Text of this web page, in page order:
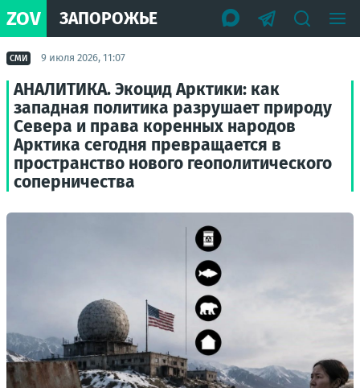
ZOV ЗАПОРОЖЬЕ
СМИ 9 июля 2026, 11:07
АНАЛИТИКА. Экоцид Арктики: как
западная политика разрушает природу
Севера и права коренных народов
Арктика сегодня превращается в
пространство нового геополитического
соперничества